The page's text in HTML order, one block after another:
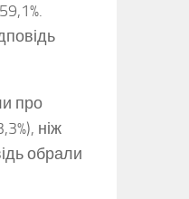
про
ніж
обрали